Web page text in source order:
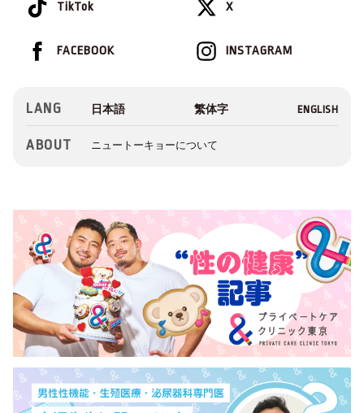
TikTok X
INSTAGRAM
FACEBOOK
LANG
ABOUT ニュートーキョーについて